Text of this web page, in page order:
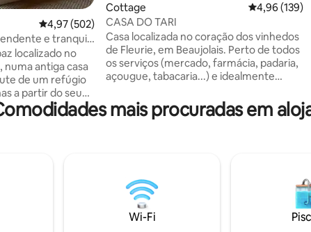
Classificação média de 4,97 em 5 estrelas, 502avaliações
4,97 (502)
e tranquila
localizado no
numa antiga casa
a partir do seu
e florido
profissional.
sur-Saône
mais
a 30 minutos de
Cottage
4,96 (139)
CASA DO TARI
Casa localizada no coração dos vinhedos
de Fleurie, em Beaujolais. Perto de todos
os serviços (mercado, farmácia, padaria,
açougue, tabacaria...) e idealmente
e experientes. Trilhas de mountain bike e
TRAIL. A acomodação, com uma área de
separados, espaço de trabalho, 1
máquina de lavar roupa, mediante
solicitação.
mais procuradas em
Wi-Fi